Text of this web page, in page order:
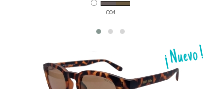
C04